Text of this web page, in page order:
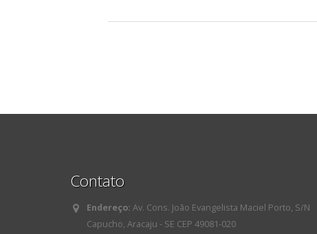
Contato
Endereço: Av. Cons. João Evangelista Maciel Porto, S/N
Capucho, Aracaju - SE CEP 49081-020